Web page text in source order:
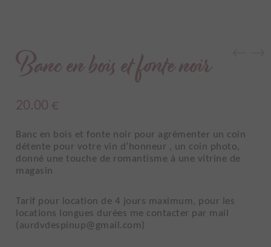
Banc en bois et fonte noir
20.00 €
Banc en bois et fonte noir pour agrémenter un coin
détente pour votre vin d’honneur , un coin photo,
donné une touche de romantisme à une vitrine de
magasin
Tarif pour location de 4 jours maximum, pour les
locations longues durées me contacter par mail
(aurdvdespinup@gmail.com)